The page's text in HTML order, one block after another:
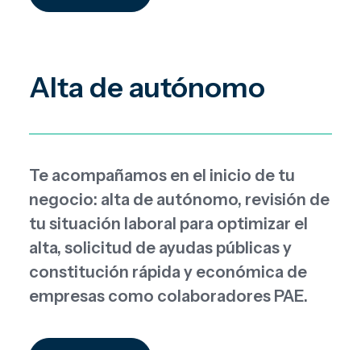
Alta de autónomo
Te acompañamos en el inicio de tu
negocio: alta de autónomo, revisión de
tu situación laboral para optimizar el
alta, solicitud de ayudas públicas y
constitución rápida y económica de
empresas como colaboradores PAE.